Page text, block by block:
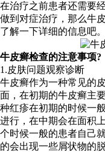
在治疗之前患者还需要
做到对症治疗，那么牛
了解一下详细的信息吧。
牛皮癣检查的注意事项?
1.皮肤问题观察诊断
牛皮癣作为一种常见的
面，在初期的牛皮癣主
种红疹在初期的时候一
进行，在中期会在面积
个时候一般的患者自己
的会出现一些屑状物的